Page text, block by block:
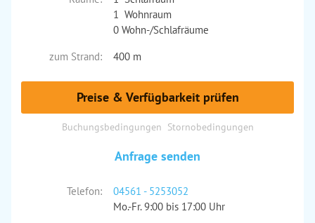
1 Wohnraum
0 Wohn-/Schlafräume
zum Strand:
400 m
Preise & Verfügbarkeit prüfen
Buchungsbedingungen Stornobedingungen
Anfrage senden
Telefon:
04561 - 5253052
Mo.-Fr. 9:00 bis 17:00 Uhr